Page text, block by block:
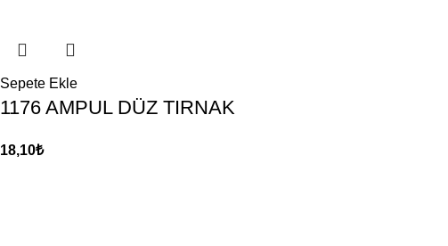
Sepete Ekle
1176 AMPUL DÜZ TIRNAK
18,10₺